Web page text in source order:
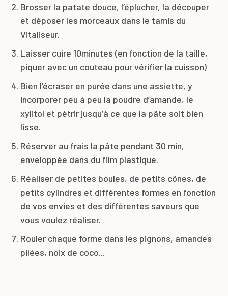
Brosser la patate douce, l’éplucher, la découper
et déposer les morceaux dans le tamis du
Vitaliseur.
Laisser cuire 10minutes (en fonction de la taille,
piquer avec un couteau pour vérifier la cuisson)
Bien l’écraser en purée dans une assiette, y
incorporer peu à peu la poudre d’amande, le
xylitol et pétrir jusqu’à ce que la pâte soit bien
lisse.
Réserver au frais la pâte pendant 30 min,
enveloppée dans du film plastique.
Réaliser de petites boules, de petits cônes, de
petits cylindres et différentes formes en fonction
de vos envies et des différentes saveurs que
vous voulez réaliser.
Rouler chaque forme dans les pignons, amandes
pilées, noix de coco...